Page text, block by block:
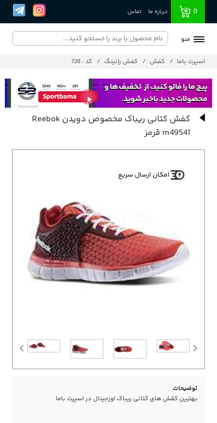
0 درباره ما تماس
منو
اسپرت باما کفش کفش رانینگ کد : 728
کفش کتانی ریباک مخصوص دویدن Reebok
m49541 قرمز
امکان ارسال سریع
توضیحات
بهترین کقش های کتانی ریباک اورجینال در اسپرت باما